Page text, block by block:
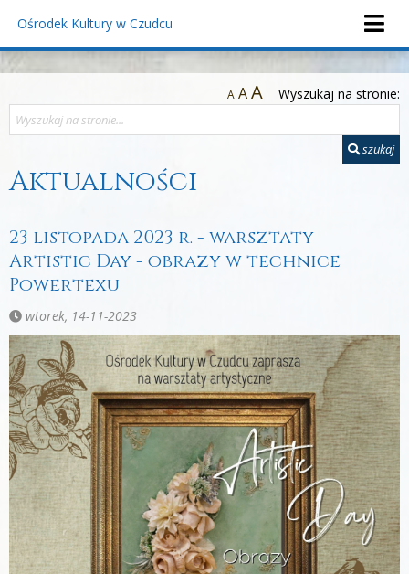
Ośrodek Kultury w Czudcu
A AA Wyszukaj na stronie:
szukaj
Aktualności
23 listopada 2023 r. - warsztaty
Artistic Day - obrazy w technice
Powertexu
wtorek, 14-11-2023